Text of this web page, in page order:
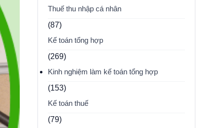
Thuế thu nhập cá nhân
(87)
Kế toán tổng hợp
(269)
Kinh nghiệm làm kế toán tổng hợp
(153)
Kế toán thuế
(79)